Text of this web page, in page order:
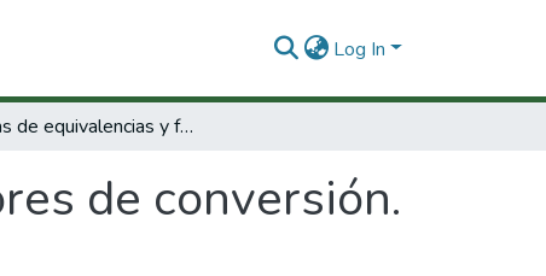
Log In
Tablas de equivalencias y factores de conversión.
de conversión.